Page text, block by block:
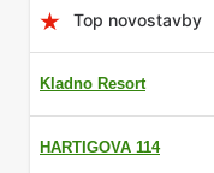
Top novostavby
Kladno Resort
HARTIGOVA 114